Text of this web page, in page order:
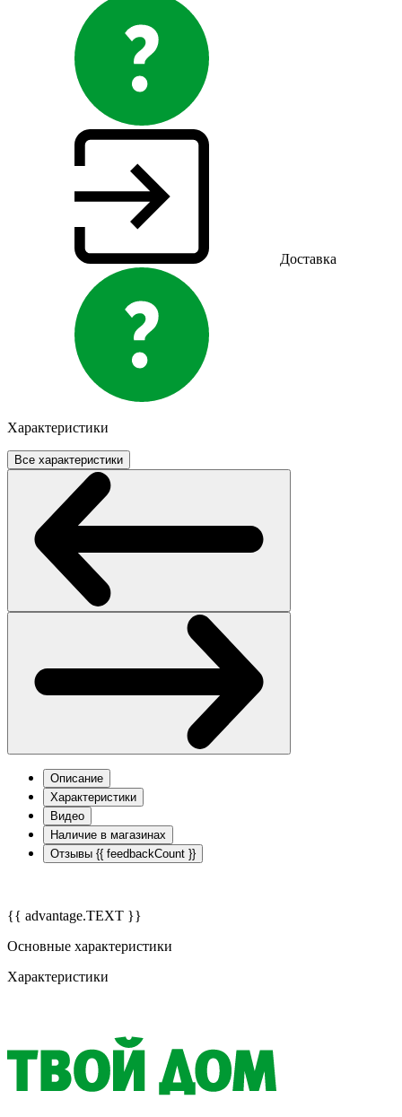
Доставка
Характеристики
Все характеристики
Описание
Характеристики
Видео
Наличие в магазинах
Отзывы {{ feedbackCount }}
{{ advantage.TEXT }}
Основные характеристики
Характеристики